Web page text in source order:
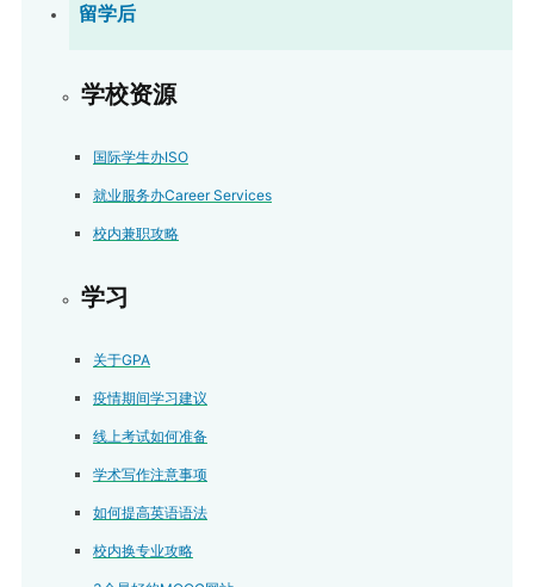
留学后
学校资源
国际学生办ISO
就业服务办Career Services
校内兼职攻略
学习
关于GPA
疫情期间学习建议
线上考试如何准备
学术写作注意事项
如何提高英语语法
校内换专业攻略